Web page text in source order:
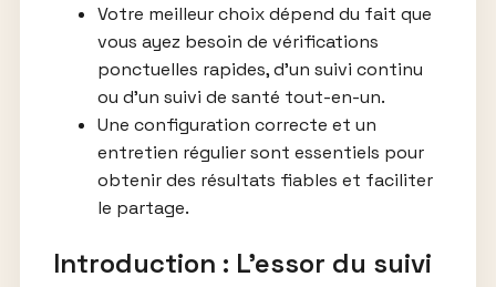
Votre meilleur choix dépend du fait que
vous ayez besoin de vérifications
ponctuelles rapides, d’un suivi continu
ou d’un suivi de santé tout-en-un.
Une configuration correcte et un
entretien régulier sont essentiels pour
obtenir des résultats fiables et faciliter
le partage.
Introduction : L’essor du suivi